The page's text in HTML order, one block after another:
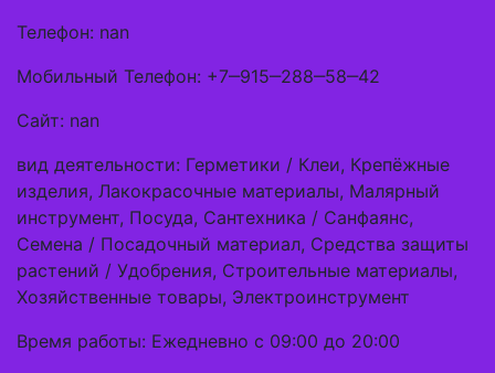
Телефон: nan
Мобильный Телефон: +7‒915‒288‒58‒42
Сайт: nan
вид деятельности: Герметики / Клеи, Крепёжные
изделия, Лакокрасочные материалы, Малярный
инструмент, Посуда, Сантехника / Санфаянс,
Семена / Посадочный материал, Средства защиты
растений / Удобрения, Строительные материалы,
Хозяйственные товары, Электроинструмент
Время работы: Ежедневно с 09:00 до 20:00